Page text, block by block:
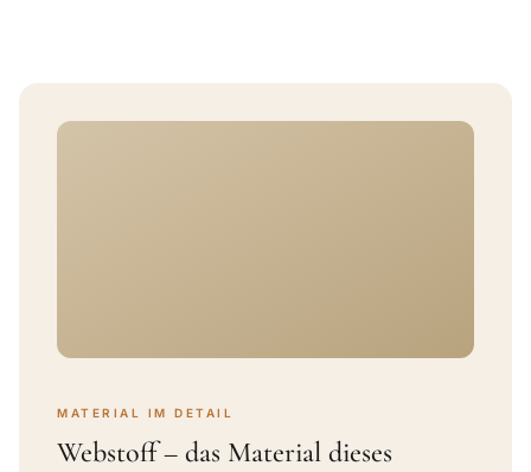
MATERIAL IM DETAIL
Webstoff – das Material dieses